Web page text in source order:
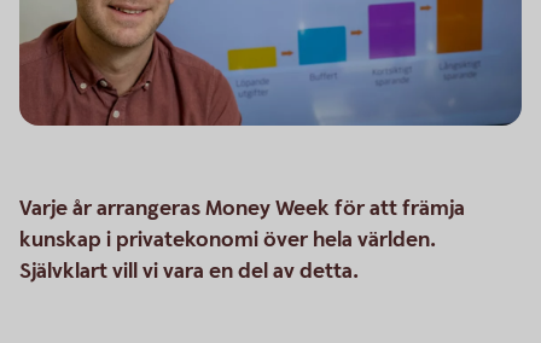
Varje år arrangeras Money Week för att främja
kunskap i privatekonomi över hela världen.
Självklart vill vi vara en del av detta.